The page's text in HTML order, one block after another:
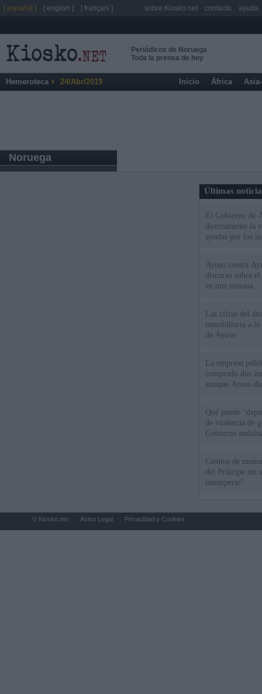
Periódicos de Noruega
Toda la prensa de hoy
Hemeroteca 24/Abr/2019 Inicio África
Noruega
Últimas
El Gobierno de
directamente la
ayudas por los
Ayuso contra
discurso sobre
en una semana
Las cifras del
inmobiliaria a la
de Ayuso
La empresa
comprado dos
aunque Ayuso
Qué puede
de violencia de
Gobierno
Cientos de
del Príncipe sin
intemperie"
[ español ] [ english ] [ français ] sobre Kiosko.net contacto ayuda
© Kiosko.net Aviso Legal Privacidad y Cookies